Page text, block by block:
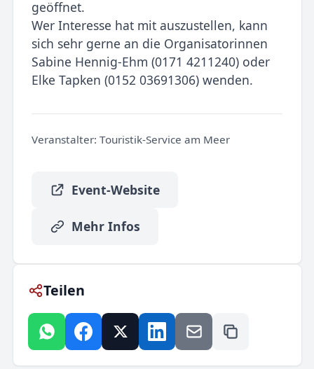
geöffnet.
Wer Interesse hat mit auszustellen, kann
sich sehr gerne an die Organisatorinnen
Sabine Hennig-Ehm (0171 4211240) oder
Elke Tapken (0152 03691306) wenden.
Veranstalter: Touristik-Service am Meer
Event-Website
Mehr Infos
Teilen